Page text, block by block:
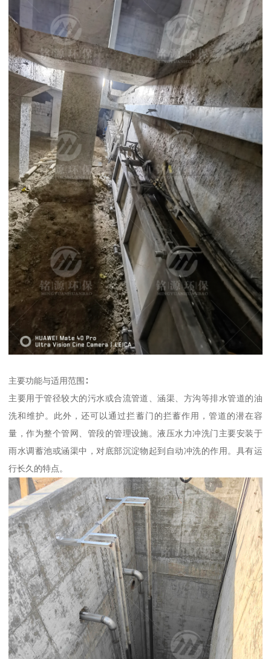
主要功能与适用范围∶
主要用于管径较大的污水或合流管道、涵渠、方沟等排水管道的油
洗和维护。此外，还可以通过拦蓄门的拦蓄作用，管道的潜在容
量，作为整个管网、管段的管理设施。液压水力冲洗门主要安装于
雨水调蓄池或涵渠中，对底部沉淀物起到自动冲洗的作用。具有运
行长久的特点。